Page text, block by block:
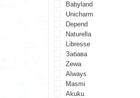
Babyland
Unicharm
Depend
Naturella
Libresse
Забава
Zewa
Always
Masmi
Akuku